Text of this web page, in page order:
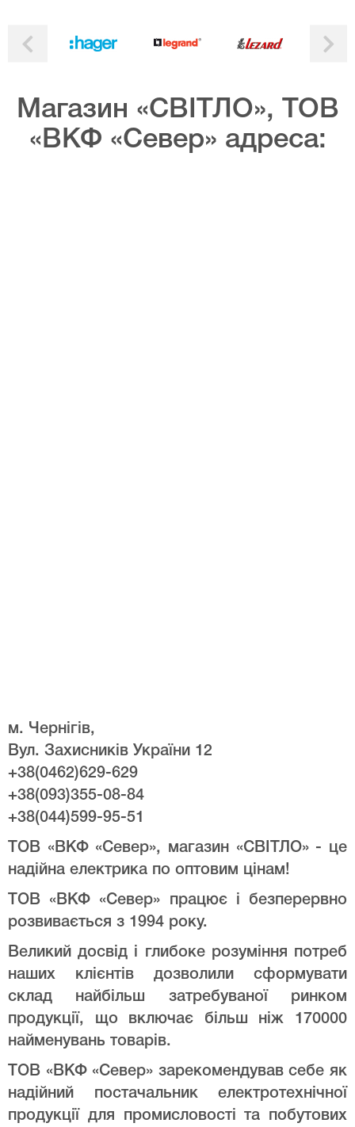
Магазин «СВІТЛО», ТОВ
«ВКФ «Север» адреса:
м. Чернігів,
Вул. Захисників України 12
+38(0462)629-629
+38(093)355-08-84
+38(044)599-95-51
ТОВ «ВКФ «Север», магазин «СВІТЛО» - це
надійна електрика по оптовим цінам!
ТОВ «ВКФ «Север» працює і безперервно
розвивається з 1994 року.
Великий досвід і глибоке розуміння потреб
наших клієнтів дозволили сформувати
склад найбільш затребуваної ринком
продукції, що включає більш ніж 170000
найменувань товарів.
ТОВ «ВКФ «Север» зарекомендував себе як
надійний постачальник електротехнічної
продукції для промисловості та побутових